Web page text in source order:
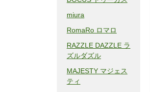
miura
RomaRo ロマロ
RAZZLE DAZZLE ラ
ズルダズル
MAJESTY マジェス
ティ